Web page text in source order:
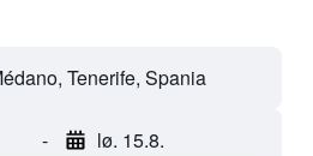
Tenerife, Spania
- lø. 15.8.